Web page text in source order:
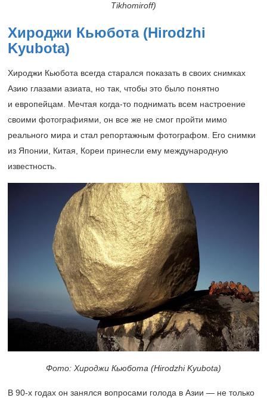
Tikhomiroff)
Хироджи Кьюбота (Hirodzhi
Kyubotа)
Хироджи Кьюбота всегда старался показать в своих снимках
Азию глазами азиата, но так, чтобы это было понятно
и европейцам. Мечтая когда-то поднимать всем настроение
своими фотографиями, он все же не смог пройти мимо
реального мира и стал репортажным фотографом. Его снимки
из Японии, Китая, Кореи принесли ему международную
известность.
Фото: Хироджи Кьюбота (Hirodzhi Kyubotа)
В 90-х годах он занялся вопросами голода в Азии — не только